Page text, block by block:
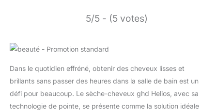
5/5 - (5 votes)
Dans le quotidien effréné, obtenir des cheveux lisses et
brillants sans passer des heures dans la salle de bain est un
défi pour beaucoup. Le sèche-cheveux ghd Helios, avec sa
technologie de pointe, se présente comme la solution idéale